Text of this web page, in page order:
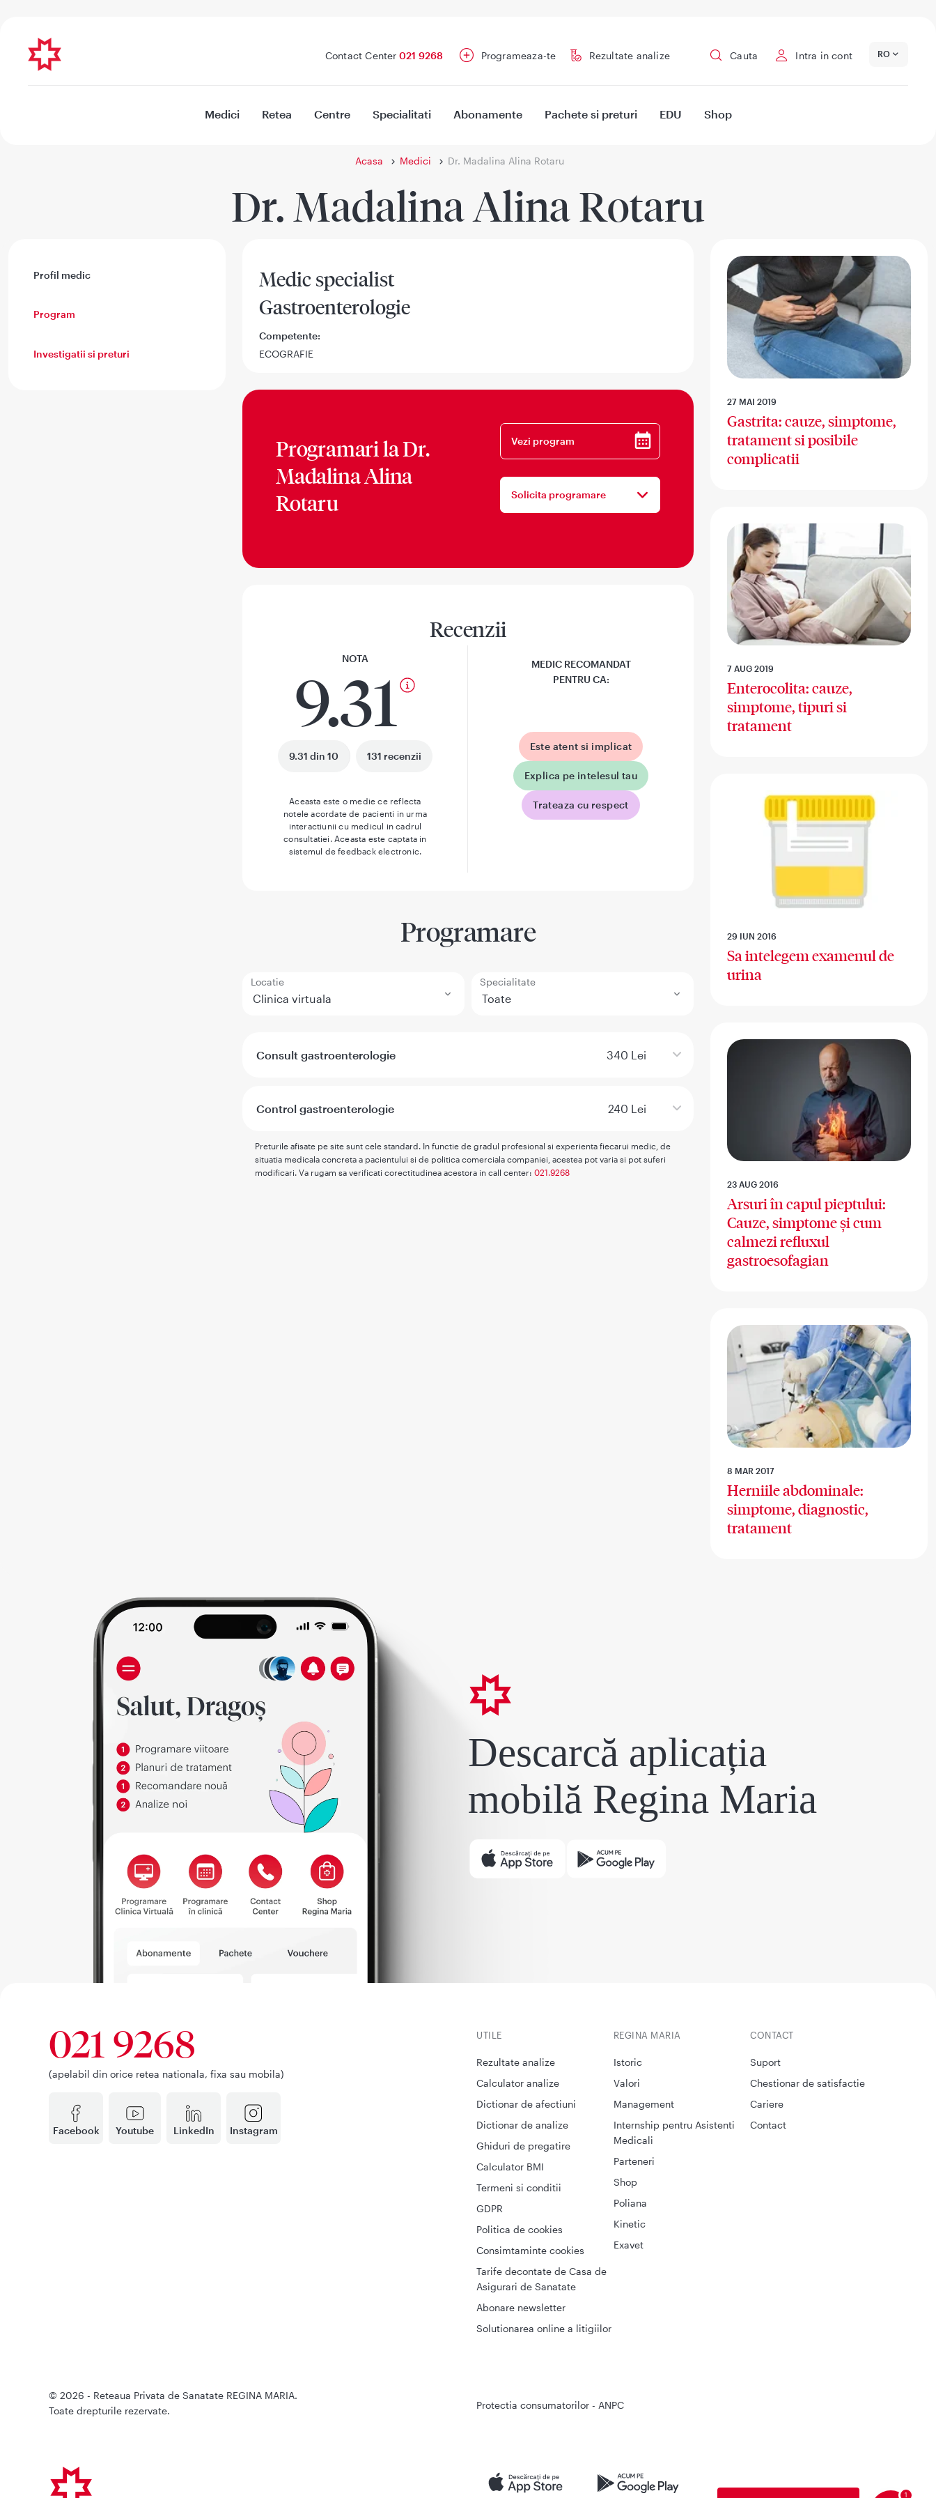
Contact Center 021 9268 Programeaza-te Rezultate analize Cauta Intra in cont RO
Medici Retea Centre Specialitati Abonamente Pachete si preturi EDU Shop
Acasa Medici Dr. Madalina Alina Rotaru
Dr. Madalina Alina Rotaru
Profil medic
Program
Investigatii si preturi
Medic specialist
Gastroenterologie
Competente:
ECOGRAFIE
Programari laDr.
Madalina Alina
Rotaru
Vezi program
Solicita programare
Recenzii
NOTA
9.31
9.31 din 10 131 recenzii
Aceasta este o medie ce reflecta
notele acordate de pacienti in urma
interactiunii cu medicul in cadrul
consultatiei. Aceasta este captata in
sistemul de feedback electronic.
MEDIC RECOMANDAT
PENTRU CA:
Este atent si implicat
Explica pe intelesul tau
Trateaza cu respect
Programare
Locatie Specialitate
Consult gastroenterologie 340 Lei
Control gastroenterologie 240 Lei
Preturile afisate pe site sunt cele standard. In functie de gradul profesional si experienta fiecarui medic, de
situatia medicala concreta a pacientului si de politica comerciala companiei, acestea pot varia si pot suferi
modificari. Va rugam sa verificati corectitudinea acestora in call center: 021.9268
27 MAI 2019
Gastrita: cauze, simptome,
tratament si posibile
complicatii
7 AUG 2019
Enterocolita: cauze,
simptome, tipuri si
tratament
29 IUN 2016
Sa intelegem examenul de
urina
23 AUG 2016
Arsuri în capul pieptului:
Cauze, simptome și cum
calmezi refluxul
gastroesofagian
8 MAR 2017
Herniile abdominale:
simptome, diagnostic,
tratament
Descarcă aplicația
mobilă Regina Maria
Facebook Youtube LinkedIn Instagram
021 9268
(apelabil din orice retea nationala, fixa sau mobila)
UTILE
Rezultate analize
Calculator analize
Dictionar de afectiuni
Dictionar de analize
Ghiduri de pregatire
Calculator BMI
Termeni si conditii
GDPR
Politica de cookies
Consimtaminte cookies
Tarife decontate de Casa de
Asigurari de Sanatate
Abonare newsletter
Solutionarea online a litigiilor
CONTACT
Suport
Chestionar de satisfactie
Cariere
Contact
REGINA MARIA
Istoric
Valori
Management
Internship pentru Asistenti
Medicali
Parteneri
Shop
Poliana
Kinetic
Exavet
Protectia consumatorilor - ANPC
© 2026 - Reteaua Privata de Sanatate REGINA MARIA.
Toate drepturile rezervate.